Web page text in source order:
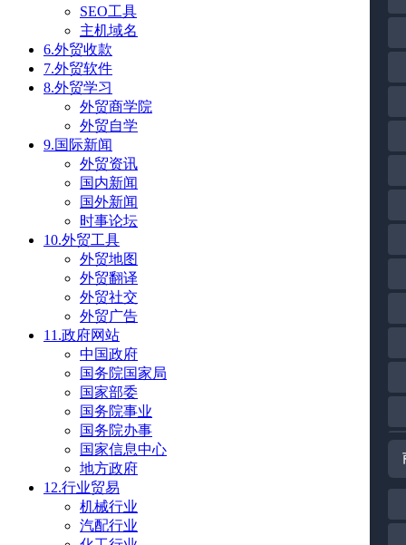
SEO工具
主机域名
6.外贸收款
7.外贸软件
8.外贸学习
外贸商学院
外贸自学
9.国际新闻
外贸资讯
国内新闻
国外新闻
时事论坛
10.外贸工具
外贸地图
外贸翻译
外贸社交
外贸广告
11.政府网站
中国政府
国务院国家局
国家部委
国务院事业
国务院办事
国家信息中心
地方政府
12.行业贸易
机械行业
汽配行业